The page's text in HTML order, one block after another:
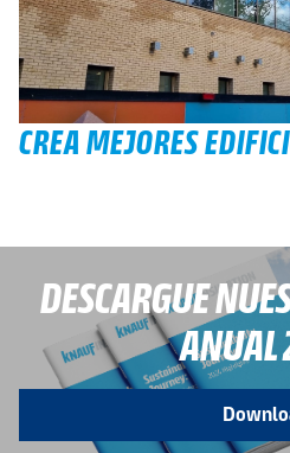
CREA MEJORES
DESCARGUE
ANUAL